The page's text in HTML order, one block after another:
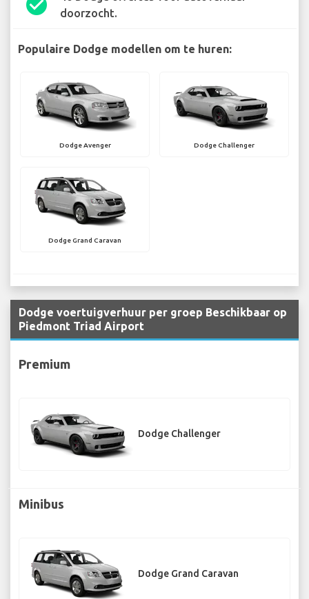
doorzocht.
Populaire Dodge modellen om te huren:
Dodge Avenger Dodge Challenger
Dodge Grand Caravan
Dodge voertuigverhuur per groep Beschikbaar op
Piedmont Triad Airport
Premium
Dodge Challenger
Minibus
Dodge Grand Caravan